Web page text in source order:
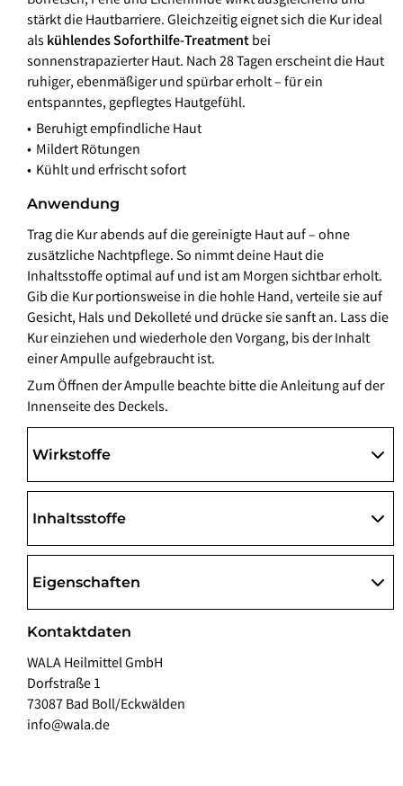
stärkt die Hautbarriere. Gleichzeitig eignet sich die Kur ideal
als kühlendes Soforthilfe-Treatmentbei
sonnenstrapazierter Haut. Nach 28 Tagen erscheint die Haut
ruhiger, ebenmäßiger und spürbar erholt – für ein
entspanntes, gepflegtes Hautgefühl.
Beruhigt empfindliche Haut
Mildert Rötungen
Kühlt und erfrischt sofort
Anwendung
Trag die Kur abends auf die gereinigte Haut auf – ohne
zusätzliche Nachtpflege. So nimmt deine Haut die
Inhaltsstoffe optimal auf und ist am Morgen sichtbar erholt.
Gib die Kur portionsweise in die hohle Hand, verteile sie auf
Gesicht, Hals und Dekolleté und drücke sie sanft an. Lass die
Kur einziehen und wiederhole den Vorgang, bis der Inhalt
einer Ampulle aufgebraucht ist.
Zum Öffnen der Ampulle beachte bitte die Anleitung auf der
Innenseite des Deckels.
Wirkstoffe
Inhaltsstoffe
Eigenschaften
Kontaktdaten
WALA Heilmittel GmbH
Dorfstraße 1
73087 Bad Boll/Eckwälden
info@wala.de